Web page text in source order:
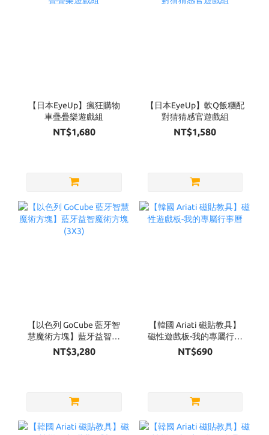
【日本EyeUp】瘋狂購物
車疊疊樂遊戲組
NT$1,680
【日本EyeUp】軟Q飯糰配
對猜猜感官遊戲組
NT$1,580
【以色列 GoCube 藍牙智
慧魔術方塊】藍牙益智魔
術方塊(3X3)
NT$3,280
【韓國 Ariati 磁貼教具】
磁性遊戲板-我的專屬行事
曆
NT$690